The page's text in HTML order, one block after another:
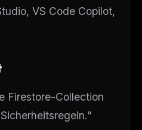
VS Code Copilot,
Firestore-Collection